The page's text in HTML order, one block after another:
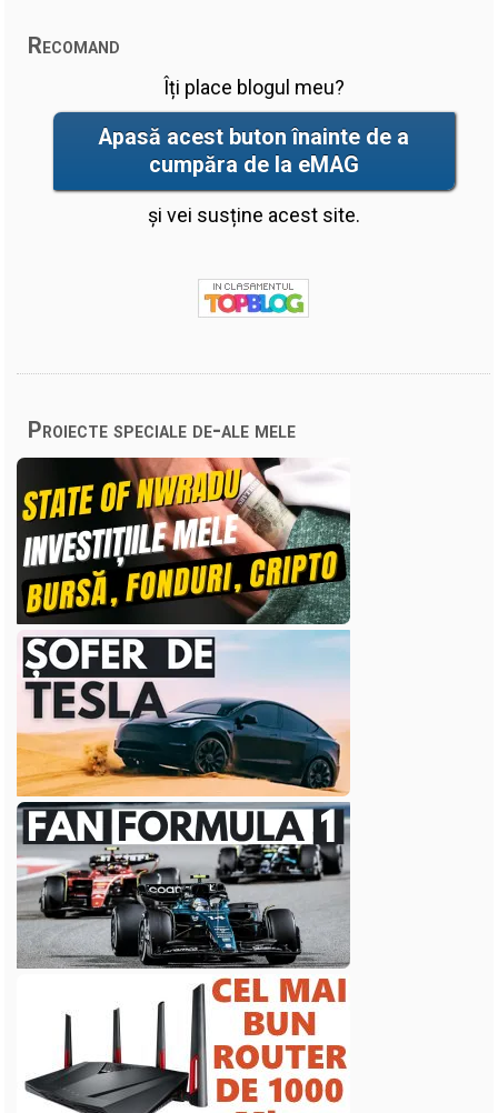
Recomand
Îți place blogul meu?
Apasă acest buton înainte de a
cumpăra de la eMAG
și vei susține acest site.
Proiecte speciale de-ale mele